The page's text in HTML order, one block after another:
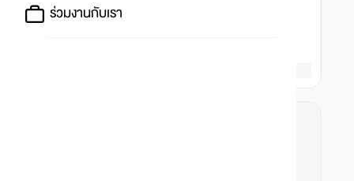
ร่วมงานกับเรา